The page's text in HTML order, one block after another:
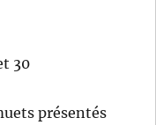
30
présentés